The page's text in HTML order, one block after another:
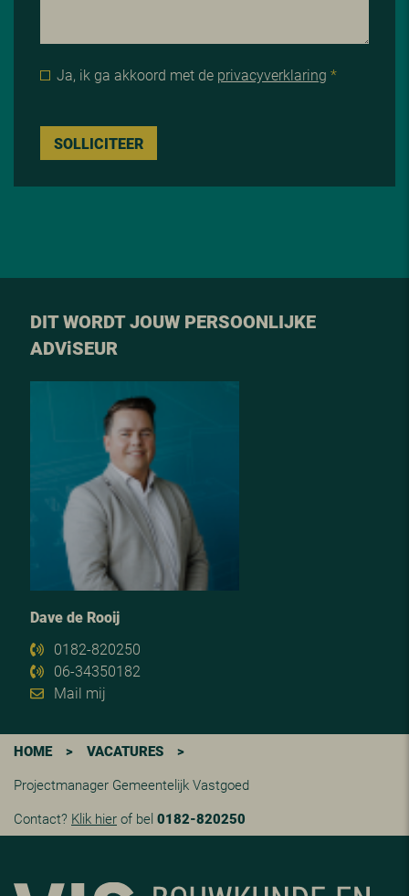
Ja, ik ga akkoord met de privacyverklaring *
SOLLICITEER
DIT WORDT JOUW PERSOONLIJKE
ADViSEUR
Dave de Rooij
0182-820250
06-34350182
Mail mij
HOME > VACATURES
>
Projectmanager Gemeentelijk Vastgoed
Contact? Klik hier of bel 0182-820250